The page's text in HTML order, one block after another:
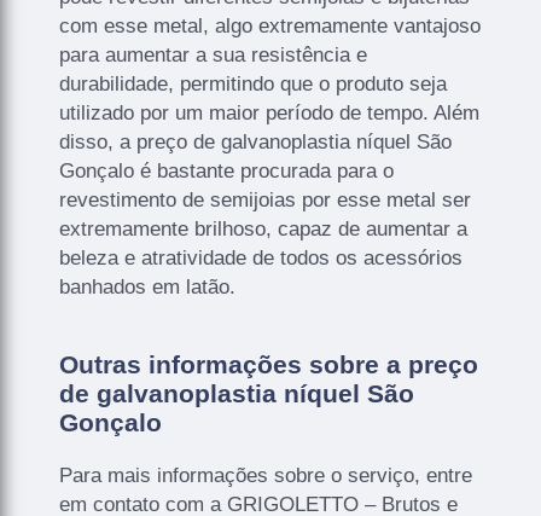
com esse metal, algo extremamente vantajoso
para aumentar a sua resistência e
durabilidade, permitindo que o produto seja
utilizado por um maior período de tempo. Além
disso, a preço de galvanoplastia níquel São
Gonçalo é bastante procurada para o
revestimento de semijoias por esse metal ser
extremamente brilhoso, capaz de aumentar a
beleza e atratividade de todos os acessórios
banhados em latão.
Outras informações sobre a preço
de galvanoplastia níquel São
Gonçalo
Para mais informações sobre o serviço, entre
em contato com a GRIGOLETTO – Brutos e